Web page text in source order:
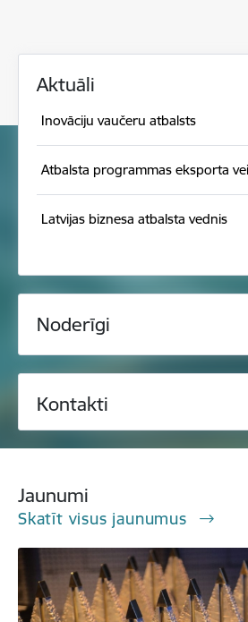
Aktuāli
Inovāciju vaučeru atbalsts
Atbalsta programmas eksporta
Latvijas biznesa atbalsta vednis
Noderīgi
Kontakti
Jaunumi
Skatīt visus jaunumus